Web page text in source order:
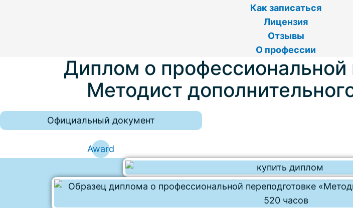
Как записаться
Лицензия
Отзывы
О профессии
Диплом о профессиональной
Методист
Официальный документ
Award